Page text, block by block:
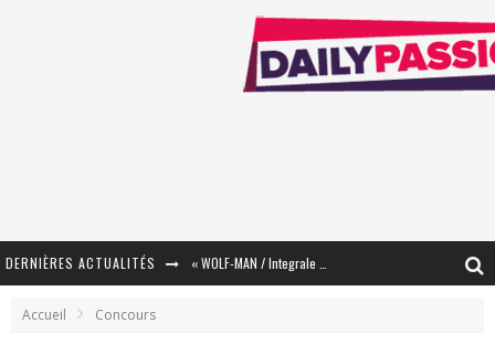
DERNIÈRES ACTUALITÉS
Accueil Concours